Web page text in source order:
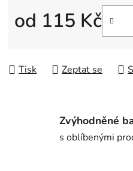
od 115 Kč
Tisk Zeptat se
Zvýhodněné
s oblíbenými